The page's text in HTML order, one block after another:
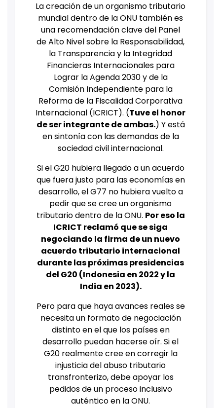
La creación de un organismo tributario
mundial dentro de la ONU también es
una recomendación clave del Panel
de Alto Nivel sobre la Responsabilidad,
la Transparencia y la Integridad
Financieras Internacionales para
Lograr la Agenda 2030 y de la
Comisión Independiente para la
Reforma de la Fiscalidad Corporativa
Internacional (ICRICT). (Tuve el honor
de ser integrante de ambas.) Y está
en sintonía con las demandas de la
sociedad civil internacional.
Si el G20 hubiera llegado a un acuerdo
que fuera justo para las economías en
desarrollo, el G77 no hubiera vuelto a
pedir que se cree un organismo
tributario dentro de la ONU. Por eso la
ICRICT reclamó que se siga
negociando la firma de un nuevo
acuerdo tributario internacional
durante las próximas presidencias
del G20 (Indonesia en 2022 y la
India en 2023).
Pero para que haya avances reales se
necesita un formato de negociación
distinto en el que los países en
desarrollo puedan hacerse oír. Si el
G20 realmente cree en corregir la
injusticia del abuso tributario
transfronterizo, debe apoyar los
pedidos de un proceso inclusivo
auténtico en la ONU.